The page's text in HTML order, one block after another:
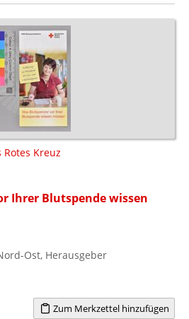
Rotes Kreuz
Ihrer Blutspende wissen
Ost, Herausgeber
Zum Merkzettel hinzufügen